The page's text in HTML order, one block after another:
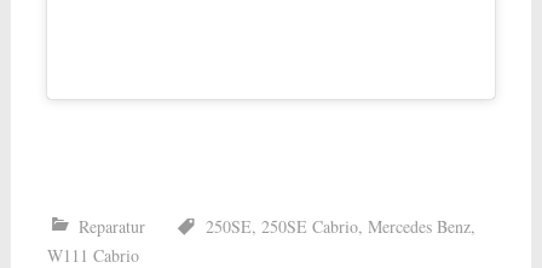
Reparatur 250SE, 250SE Cabrio, Mercedes Benz,
W111 Cabrio